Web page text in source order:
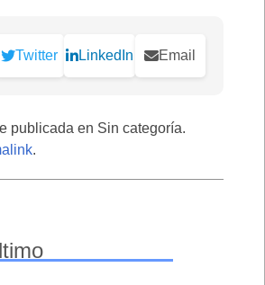
Twitter LinkedIn Email
publicada en Sin categoría.
.